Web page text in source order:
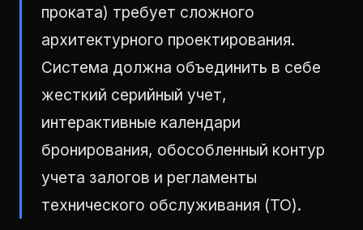
проката) требует сложного
архитектурного проектирования.
Система должна объединить в себе
жесткий серийный учет,
интерактивные календари
бронирования, обособленный контур
учета залогов и регламенты
технического обслуживания (ТО).